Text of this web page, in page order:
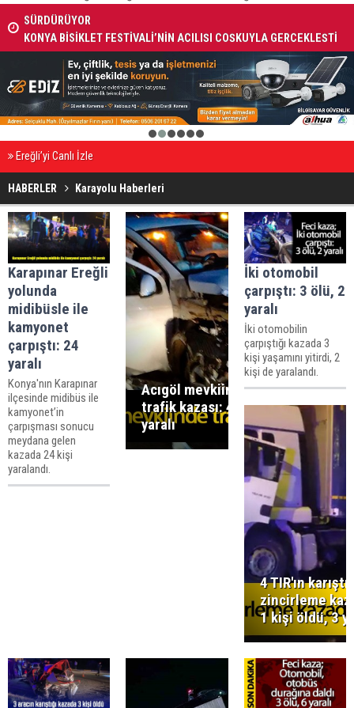
KONYA BİSİKLET FESTİVALİ’NİN AÇILIŞI COŞKUYLA GERÇEKLEŞTİ
2 3 4 5 6
Ereğli’yi Canlı İzle
HABERLER Karayolu Haberleri
Karapınar Ereğli
yolunda
midibüsle ile
kamyonet
çarpıştı: 24
yaralı
Konya'nın Karapınar
ilçesinde midibüs ile
kamyonet’in
çarpışması sonucu
meydana gelen
kazada 24 kişi
yaralandı.
Acıgöl mevkiinde
trafik kazası: 4
yaralı
İki otomobil
çarpıştı: 3 ölü, 2
yaralı
İki otomobilin
çarpıştığı kazada 3
kişi yaşamını yitirdi, 2
kişi de yaralandı.
4 TIR'ın
zincirleme
1 kişi öldü, 3